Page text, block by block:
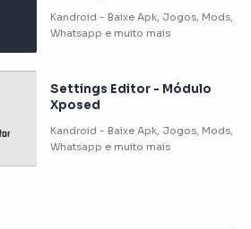
Settings Editor - Módulo
Xposed